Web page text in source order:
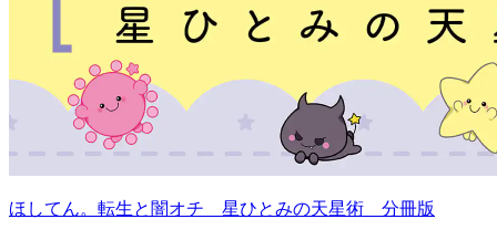
ほしてん。転生と闇オチ 星ひとみの天星術 分冊版